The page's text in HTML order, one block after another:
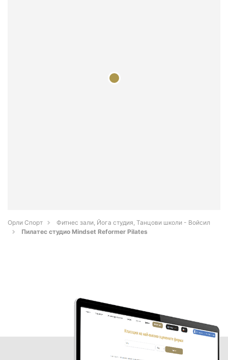
Орли Спорт
Фитнес зали, Йога студия, Танцови школи - Войсил
Пилатес студио Mindset Reformer Pilates